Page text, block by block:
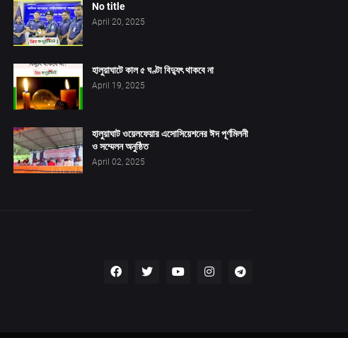
No title
April 20, 2025
হালুয়াঘাটে কাল ৫ ঘণ্টা বিদ্যুৎ থাকবে না
April 19, 2025
হালুয়াঘাট ওয়েলফেয়ার এসোসিয়েশনের ঈদ পূর্ণমিলনী
ও সম্মেলন অনুষ্ঠিত
April 02, 2025